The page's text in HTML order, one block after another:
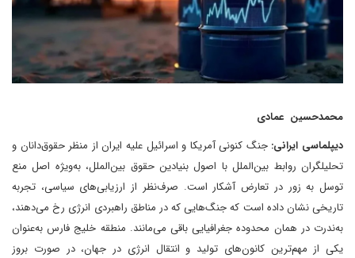
محمد‌حسین عمادی
دیپلماسی ایرانی: جنگ کنونی آمریکا و اسرائیل علیه ایران از منظر حقوق‌دانان و
تحلیلگران روابط بین‌الملل با اصول بنیادین حقوق بین‌الملل، به‌ویژه اصل منع
توسل به زور در تعارض آشکار ‌است. صرف‌نظر از ارزیابی‌های سیاسی، تجربه
تاریخی نشان داده است که جنگ‌هایی که در مناطق راهبردی انرژی رخ می‌دهند،
به‌ندرت در همان محدوده جغرافیایی باقی می‌مانند. منطقه خلیج فارس به‌عنوان
یکی از مهم‌ترین کانون‌های تولید و انتقال انرژی در جهان، در صورت بروز